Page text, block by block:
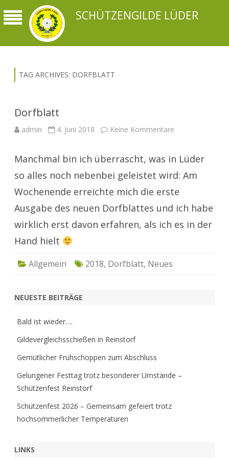
SCHÜTZENGILDE LÜDER
TAG ARCHIVES: DORFBLATT
Dorfblatt
admin 4. Juni 2018 Keine Kommentare
Manchmal bin ich überrascht, was in Lüder
so alles noch nebenbei geleistet wird: Am
Wochenende erreichte mich die erste
Ausgabe des neuen Dorfblattes und ich habe
wirklich erst davon erfahren, als ich es in der
Hand hielt
Allgemein 2018, Dorfblatt, Neues
NEUESTE BEITRÄGE
Bald ist wieder….
Gildevergleichsschießen in Reinstorf
Gemütlicher Frühschoppen zum Abschluss
Gelungener Festtag trotz besonderer Umstände –
Schützenfest Reinstorf
Schützenfest 2026 – Gemeinsam gefeiert trotz
hochsommerlicher Temperaturen
LINKS